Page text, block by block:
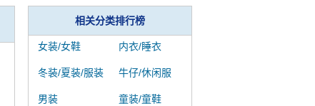
相关分类排行榜
女装/女鞋 内衣/睡衣
冬装/夏装/服装 牛仔/休闲服
男装 童装/童鞋